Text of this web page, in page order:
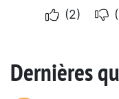
(2)
Dernières